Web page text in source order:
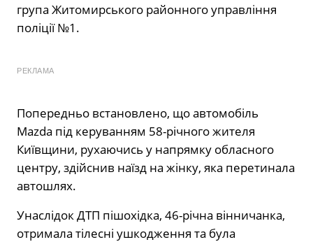
група Житомирського районного управління
поліції №1.
РЕКЛАМА
Попередньо встановлено, що автомобіль
Mazda під керуванням 58-річного жителя
Київщини, рухаючись у напрямку обласного
центру, здійснив наїзд на жінку, яка перетинала
автошлях.
Унаслідок ДТП пішохідка, 46-річна вінничанка,
отримала тілесні ушкодження та була